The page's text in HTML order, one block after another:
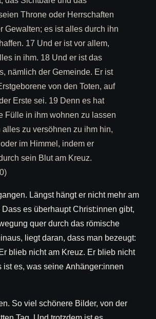
Throne oder Herrschaften
Gewalten; es ist alles durch ihn
17 Und er ist vor allem,
in ihm. 18 Und er ist das
nämlich der Gemeinde. Er ist
von den Toten, auf
Erste sei. 19 Denn es hat
Fülle in ihm wohnen zu lassen
zu versöhnen zu ihm hin,
im Himmel, indem er
sein Blut am Kreuz.
Längst hängt er nicht mehr am
es überhaupt Christ:innen gibt,
quer durch das römische
liegt daran, dass man bezeugt:
blieb nicht am Kreuz. Er blieb nicht
ist es, was seine Anhänger:innen
So viel schönere Bilder, von der